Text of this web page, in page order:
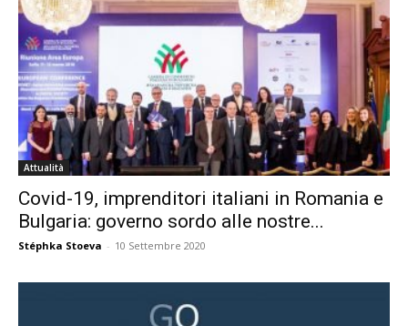
Attualità
Covid-19, imprenditori italiani in Romania e
Bulgaria: governo sordo alle nostre...
Stéphka Stoeva - 10 Settembre 2020